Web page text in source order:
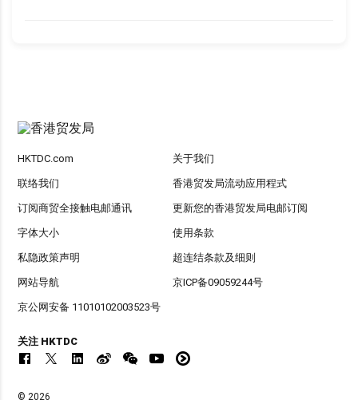
HKTDC.com 关于我们
联络我们 香港贸发局流动应用程式
订阅商贸全接触电邮通讯 更新您的香港贸发局电邮订阅
字体大小 使用条款
私隐政策声明 超连结条款及细则
网站导航 京ICP备09059244号
京公网安备 11010102003523号
关注 HKTDC
© 2026